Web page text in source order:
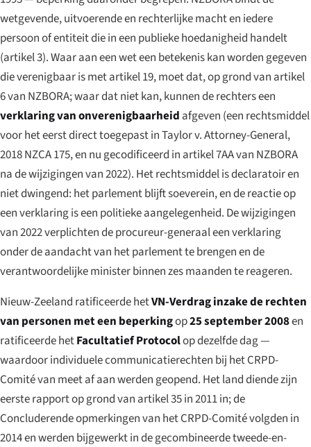
wetgevende, uitvoerende en rechterlijke macht en iedere
persoon of entiteit die in een publieke hoedanigheid handelt
(artikel 3). Waar aan een wet een betekenis kan worden gegeven
die verenigbaar is met artikel 19, moet dat, op grond van artikel
6 van NZBORA; waar dat niet kan, kunnen de rechters een
verklaring van onverenigbaarheid afgeven (een rechtsmiddel
voor het eerst direct toegepast inTaylor v. Attorney-General,
2018 NZCA 175, en nu gecodificeerd in artikel 7AA van NZBORA
na de wijzigingen van 2022). Het rechtsmiddel is declaratoir en
niet dwingend: het parlement blijft soeverein, en de reactie op
een verklaring is een politieke aangelegenheid. De wijzigingen
van 2022 verplichten de procureur-generaal een verklaring
onder de aandacht van het parlement te brengen en de
verantwoordelijke minister binnen zes maanden te reageren.
Nieuw-Zeeland ratificeerde hetVN-Verdrag inzake de rechten
van personen met een beperkingop25 september 2008en
ratificeerde hetFacultatief Protocolop dezelfde dag —
waardoor individuele communicatierechten bij het CRPD-
Comité van meet af aan werden geopend. Het land diende zijn
eerste rapport op grond van artikel 35 in 2011 in; de
Concluderende opmerkingen van het CRPD-Comité volgden in
2014 en werden bijgewerkt in de gecombineerde tweede-en-